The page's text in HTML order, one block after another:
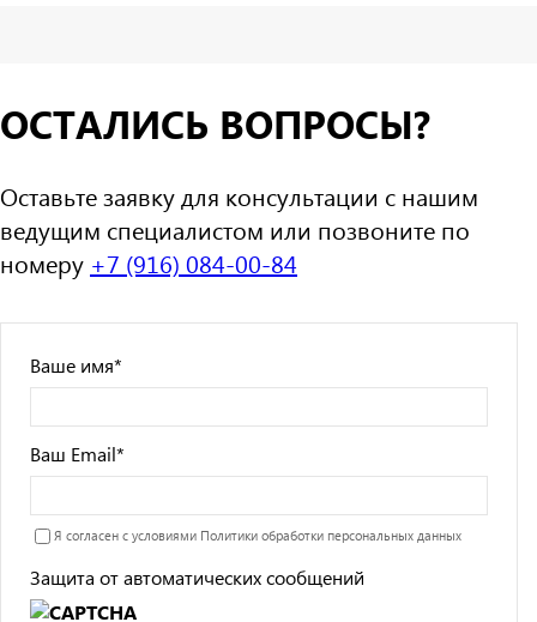
ОСТАЛИСЬ ВОПРОСЫ?
Оставьте заявку для консультации с нашим
ведущим специалистом или позвоните по
номеру +7 (916) 084-00-84
Ваше имя*
Ваш Email*
Я согласен с условиями Политики обработки персональных данных
Защита от автоматических сообщений